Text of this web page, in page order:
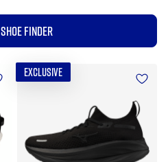
SHOE FINDER
EXCLUSIVE